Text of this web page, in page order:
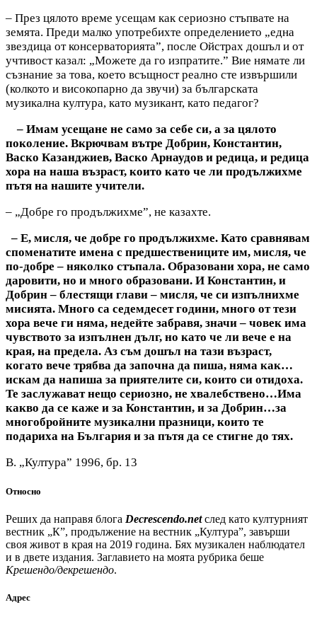
– През цялото време усещам как сериозно стъпвате на
земята. Преди малко употребихте определението „една
звездица от консерваторията”, после Ойстрах дошъл и от
учтивост казал: „Можете да го изпратите.” Вие нямате ли
съзнание за това, което всъщност реално сте извършили
(колкото и високопарно да звучи) за българската
музикална култура, като музикант, като педагог?
– Имам усещане не само за себе си, а за цялото
поколение. Вкрючвам вътре Добрин, Константин,
Васко Казанджиев, Васко Арнаудов и редица, и редица
хора на наша възраст, които като че ли продължихме
пътя на нашите учители.
– „Добре го продължихме”, не казахте.
– Е, мисля, че добре го продължихме. Като сравнявам
споменатите имена с предшествениците им, мисля, че
по-добре – няколко стъпала. Образовани хора, не само
даровити, но и много образовани. И Константин, и
Добрин – блестящи глави – мисля, че си изпълнихме
мисията. Много са седемдесет години, много от тези
хора вече ги няма, недейте забравя, значи – човек има
чувството за изпълнен дълг, но като че ли вече е на
края, на предела. Аз съм дошъл на тази възраст,
когато вече трябва да започна да пиша, няма как…
искам да напиша за приятелите си, които си отидоха.
Те заслужават нещо сериозно, не хвалебствено…Има
какво да се каже и за Константин, и за Добрин…за
многобройните музикални празници, които те
подариха на България и за пътя да се стигне до тях.
В. „Култура” 1996, бр. 13
Относно
Реших да направя блога Decrescendo.net след като културният
вестник „К”, продължение на вестник „Култура”, завърши
своя живот в края на 2019 година. Бях музикален наблюдател
и в двете издания. Заглавието на моята рубрика беше
Крешендо/декрешендо.
Адрес